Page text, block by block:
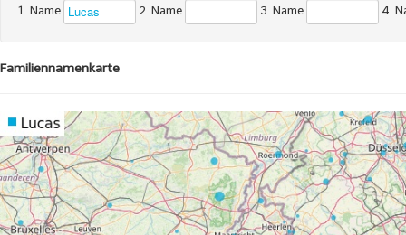
1. Name 2. Name 3. Name 4.
Familiennamenkarte